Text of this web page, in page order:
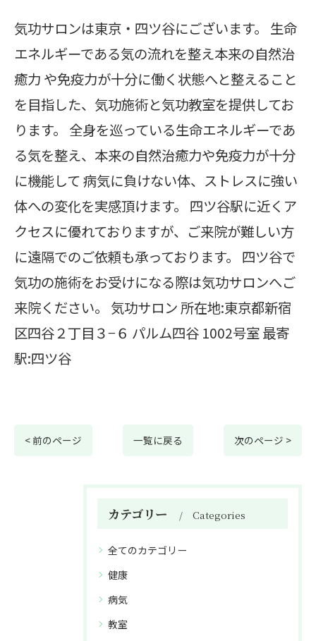
気功サロンは東京・四ツ谷にございます。 生命
エネルギーである気の流れを整え本来の自然治
癒力 や免疫力が十分に働く状態へと整えること
を目指した、気功施術と気功教室を提供してお
ります。 全身を巡っている生命エネルギーであ
る気を整え、本来の自然治癒力や免疫力が十分
に機能して 病気に負けない体、ストレスに強い
体への変化を実感頂けます。 四ツ谷駅に近くア
クセスに優れておりますが、ご来院が難しい方
に遠隔でのご依頼も承っております。 四ツ谷で
気功の施術をお受けになる際は気功サロンへご
来院ください。 気功サロン 所在地:東京都新宿
区四谷２丁目３−６ パルム四谷 1002号室 最寄
駅:四ツ谷
< 前のページ 一覧に戻る 次のページ >
カテゴリー Categories
全てのカテゴリー
健康
病気
教室